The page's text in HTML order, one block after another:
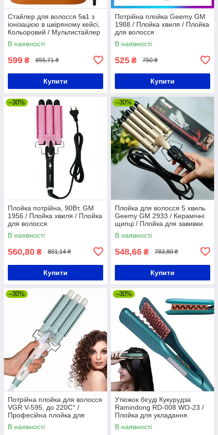
Стайлер для волосся 5в1 з
іонізацією в шкіряному кейсі,
Кольоровий / Мультистайлер
для волосся / Стайлер для
укладання волосся
В наявності
599 ₴ 855,71 ₴
Купити
Потрійна плойка Geemy GM
1988 / Плойка хвиля / Плойка
для волосся
В наявності
525 ₴ 750 ₴
Купити
–30%
Плойка потрійна, 90Вт, GM
1956 / Плойка хвиля / Плойка
для волосся
В наявності
560,80 ₴ 801,14 ₴
Купити
–30%
Плойка для волосся 5 хвиль
Geemy GM 2933 / Керамічні
щипці / Плойка для завивки
волосся
В наявності
548,66 ₴ 783,80 ₴
Купити
–30%
Потрійна плойка для волосся
VGR V-595, до 220С° /
Професійна плойка для
локонів з керамічним
покриттям
В наявності
–30%
Утюжок бігуді Кукурудза
Ramindong RD-008 WO-23 /
Плойка для укладання
волосся з екраном
В наявності